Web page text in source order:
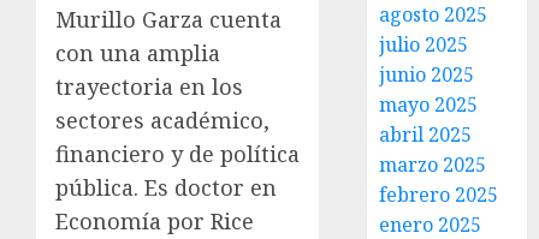
Murillo Garza cuenta
con una amplia
trayectoria en los
sectores académico,
financiero y de política
pública. Es doctor en
Economía por Rice
agosto 2025
julio 2025
junio 2025
mayo 2025
abril 2025
marzo 2025
febrero 2025
enero 2025